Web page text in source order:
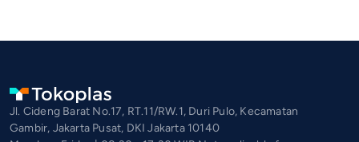
Jl. Cideng Barat No.17, RT.11/RW.1, Duri Pulo, Kecamatan
Gambir, Jakarta Pusat, DKI Jakarta 10140